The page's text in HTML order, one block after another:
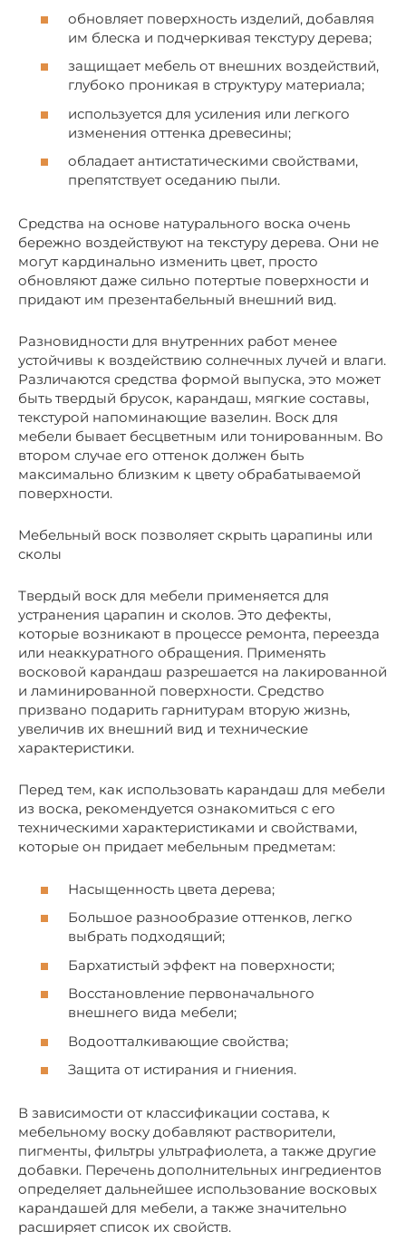
обновляет поверхность изделий, добавляя
им блеска и подчеркивая текстуру дерева;
защищает мебель от внешних воздействий,
глубоко проникая в структуру материала;
используется для усиления или легкого
изменения оттенка древесины;
обладает антистатическими свойствами,
препятствует оседанию пыли.
Средства на основе натурального воска очень
бережно воздействуют на текстуру дерева. Они не
могут кардинально изменить цвет, просто
обновляют даже сильно потертые поверхности и
придают им презентабельный внешний вид.
Разновидности для внутренних работ менее
устойчивы к воздействию солнечных лучей и влаги.
Различаются средства формой выпуска, это может
быть твердый брусок, карандаш, мягкие составы,
текстурой напоминающие вазелин. Воск для
мебели бывает бесцветным или тонированным. Во
втором случае его оттенок должен быть
максимально близким к цвету обрабатываемой
поверхности.
Мебельный воск позволяет скрыть царапины или
сколы
Твердый воск для мебели применяется для
устранения царапин и сколов. Это дефекты,
которые возникают в процессе ремонта, переезда
или неаккуратного обращения. Применять
восковой карандаш разрешается на лакированной
и ламинированной поверхности. Средство
призвано подарить гарнитурам вторую жизнь,
увеличив их внешний вид и технические
характеристики.
Перед тем, как использовать карандаш для мебели
из воска, рекомендуется ознакомиться с его
техническими характеристиками и свойствами,
которые он придает мебельным предметам:
Насыщенность цвета дерева;
Большое разнообразие оттенков, легко
выбрать подходящий;
Бархатистый эффект на поверхности;
Восстановление первоначального
внешнего вида мебели;
Водоотталкивающие свойства;
Защита от истирания и гниения.
В зависимости от классификации состава, к
мебельному воску добавляют растворители,
пигменты, фильтры ультрафиолета, а также другие
добавки. Перечень дополнительных ингредиентов
определяет дальнейшее использование восковых
карандашей для мебели, а также значительно
расширяет список их свойств.